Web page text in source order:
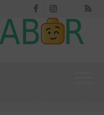
FacebookInstagram
Threads